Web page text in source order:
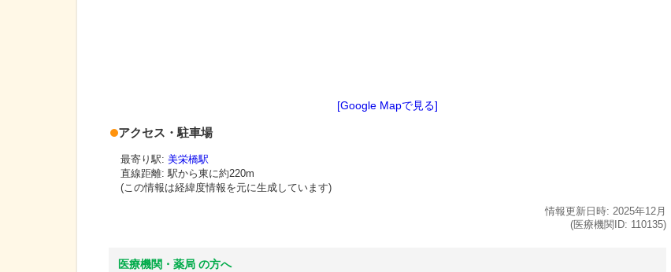
[Google Mapで見る]
アクセス・駐車場
最寄り駅: 美栄橋駅
直線距離: 駅から東に約220m
(この情報は経緯度情報を元に生成しています)
情報更新日時: 2025年12月
(医療機関ID: 110135)
医療機関・薬局 の方へ